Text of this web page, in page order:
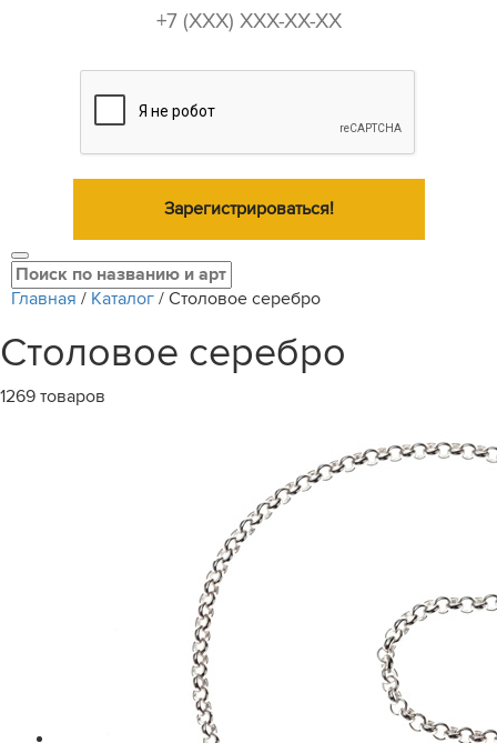
Зарегистрироваться!
Главная / Каталог / Столовое серебро
Столовое серебро
1269 товаров